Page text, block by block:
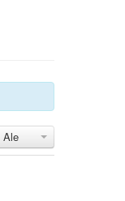
Ale